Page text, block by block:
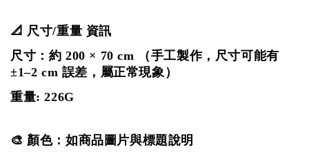
📐 尺寸/重量 資訊
尺寸：約 200 × 70 cm
（手工製作，尺寸可能有
±1–2 cm 誤差，屬正常現象）
重量: 226G
🎨 顏色：如商品圖片與標題說明